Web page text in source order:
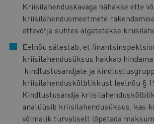
Kriisilahenduskavaga nähakse ette
kriisilahendusmeetmete
ettevõtja suhtes algatatakse
Eelnõu sätestab, et
kriisilahendusüksus hakkab hindama
kindlustusandjate ja
kriisilahenduskõlblikkust (eelnõu §
Kindlustusandja
analüüsib kriisilahendusüksus, kas
võimalik turvaliselt lõpetada